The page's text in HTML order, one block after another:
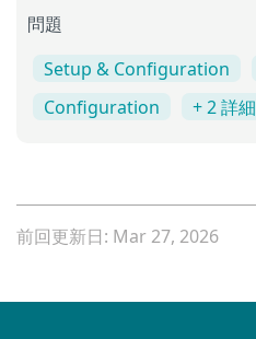
問題
Setup & Configuration
Configuration
+ 2 詳細
前回更新日: Mar 27, 2026